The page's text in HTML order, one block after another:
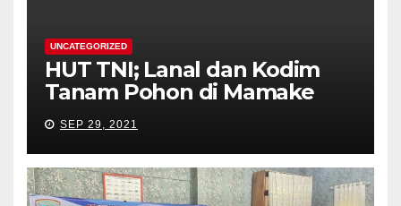
UNCATEGORIZED
HUT TNI; Lanal dan Kodim
Tanam Pohon di Mamake
SEP 29, 2021